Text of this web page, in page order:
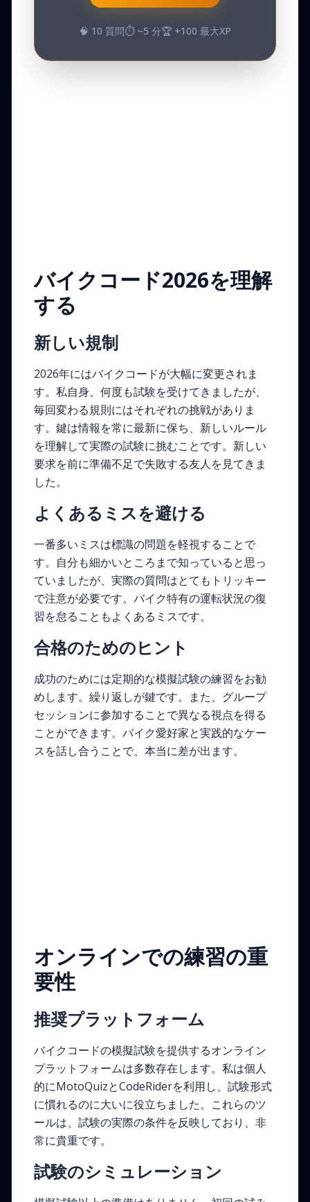
🧠 10 質問⏱️ ~5 分🏆 +100 最大XP
バイクコード2026を理解
する
新しい規制
2026年にはバイクコードが大幅に変更されま
す。私自身、何度も試験を受けてきましたが、
毎回変わる規則にはそれぞれの挑戦がありま
す。鍵は情報を常に最新に保ち、新しいルール
を理解して実際の試験に挑むことです。新しい
要求を前に準備不足で失敗する友人を見てきま
した。
よくあるミスを避ける
一番多いミスは標識の問題を軽視することで
す。自分も細かいところまで知っていると思っ
ていましたが、実際の質問はとてもトリッキー
で注意が必要です。バイク特有の運転状況の復
習を怠ることもよくあるミスです。
合格のためのヒント
成功のためには定期的な模擬試験の練習をお勧
めします。繰り返しが鍵です。また、グループ
セッションに参加することで異なる視点を得る
ことができます。バイク愛好家と実践的なケー
スを話し合うことで、本当に差が出ます。
オンラインでの練習の重
要性
推奨プラットフォーム
バイクコードの模擬試験を提供するオンライン
プラットフォームは多数存在します。私は個人
的にMotoQuizとCodeRiderを利用し、試験形式
に慣れるのに大いに役立ちました。これらのツ
ールは、試験の実際の条件を反映しており、非
常に貴重です。
試験のシミュレーション